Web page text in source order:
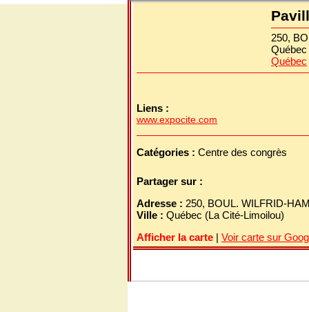
250,
Québec
Québec
Liens :
www.expocite.com
Catégories : Centre des congrès
Partager sur :
Adresse : 250, BOUL. WILFRID-
Ville : Québec (La Cité-Limoilou)
Afficher la carte | Voir carte sur